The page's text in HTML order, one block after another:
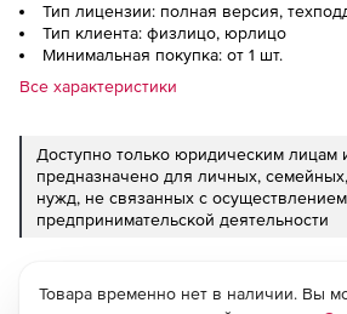
Тип лицензии: полная версия,
Тип клиента: физлицо, юрлицо
Минимальная покупка: от 1 шт.
Все характеристики
Доступно только юридическим лицам
предназначено для личных,
нужд, не связанных с осуществлением
предпринимательской деятельности
Товара временно нет в наличии. Вы